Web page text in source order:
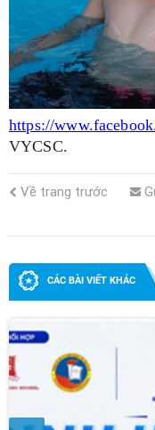
https://
VYCSC.
Về trang trước
CÁC BÀI VIẾT KHÁC